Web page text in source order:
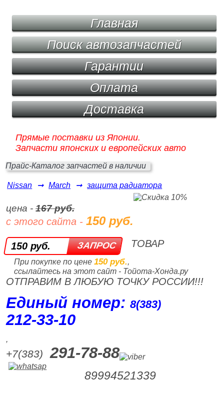
Главная
Поиск автозапчастей
Гарантии
Оплата
Доставка
Прямые поставки из Японии.
Запчасти японских и европейских авто
Прайс-Каталог запчастей в наличии
Nissan ➞ March ➞ защита радиатора
цена -167 руб.
с этого сайта -150 руб.
150 руб.
При покупке по цене 150 руб.,
ссылайтесь на этот сайт - Тойота-Хонда.ру
ТОВАР
ОТПРАВИМ В ЛЮБУЮ ТОЧКУ РОССИИ!!!
Единый номер:8(383)
212‑33‑10
,
+7(383) 291-78-88
89994521339